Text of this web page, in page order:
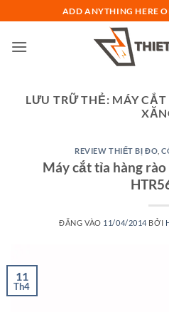
qua
nội
ADD ANYTHING HERE
LƯU TRỮ THẺ: MÁY
REVIEW THIẾT BỊ ĐO ,
Máy cắt tỉa hàng
ĐĂNG VÀO 11/04/2014 BỞI
11
Th4